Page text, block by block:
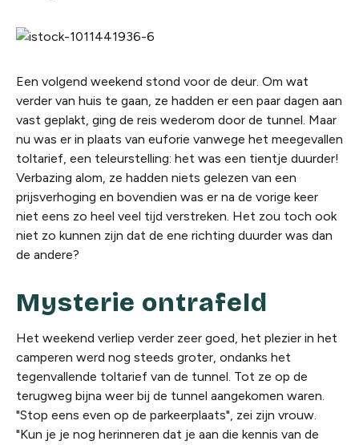
Een volgend weekend stond voor de deur. Om wat
verder van huis te gaan, ze hadden er een paar dagen aan
vast geplakt, ging de reis wederom door de tunnel. Maar
nu was er in plaats van euforie vanwege het meegevallen
toltarief, een teleurstelling: het was een tientje duurder!
Verbazing alom, ze hadden niets gelezen van een
prijsverhoging en bovendien was er na de vorige keer
niet eens zo heel veel tijd verstreken. Het zou toch ook
niet zo kunnen zijn dat de ene richting duurder was dan
de andere?
Mysterie ontrafeld
Het weekend verliep verder zeer goed, het plezier in het
camperen werd nog steeds groter, ondanks het
tegenvallende toltarief van de tunnel. Tot ze op de
terugweg bijna weer bij de tunnel aangekomen waren.
"Stop eens even op de parkeerplaats", zei zijn vrouw.
"Kun je je nog herinneren dat je aan die kennis van de